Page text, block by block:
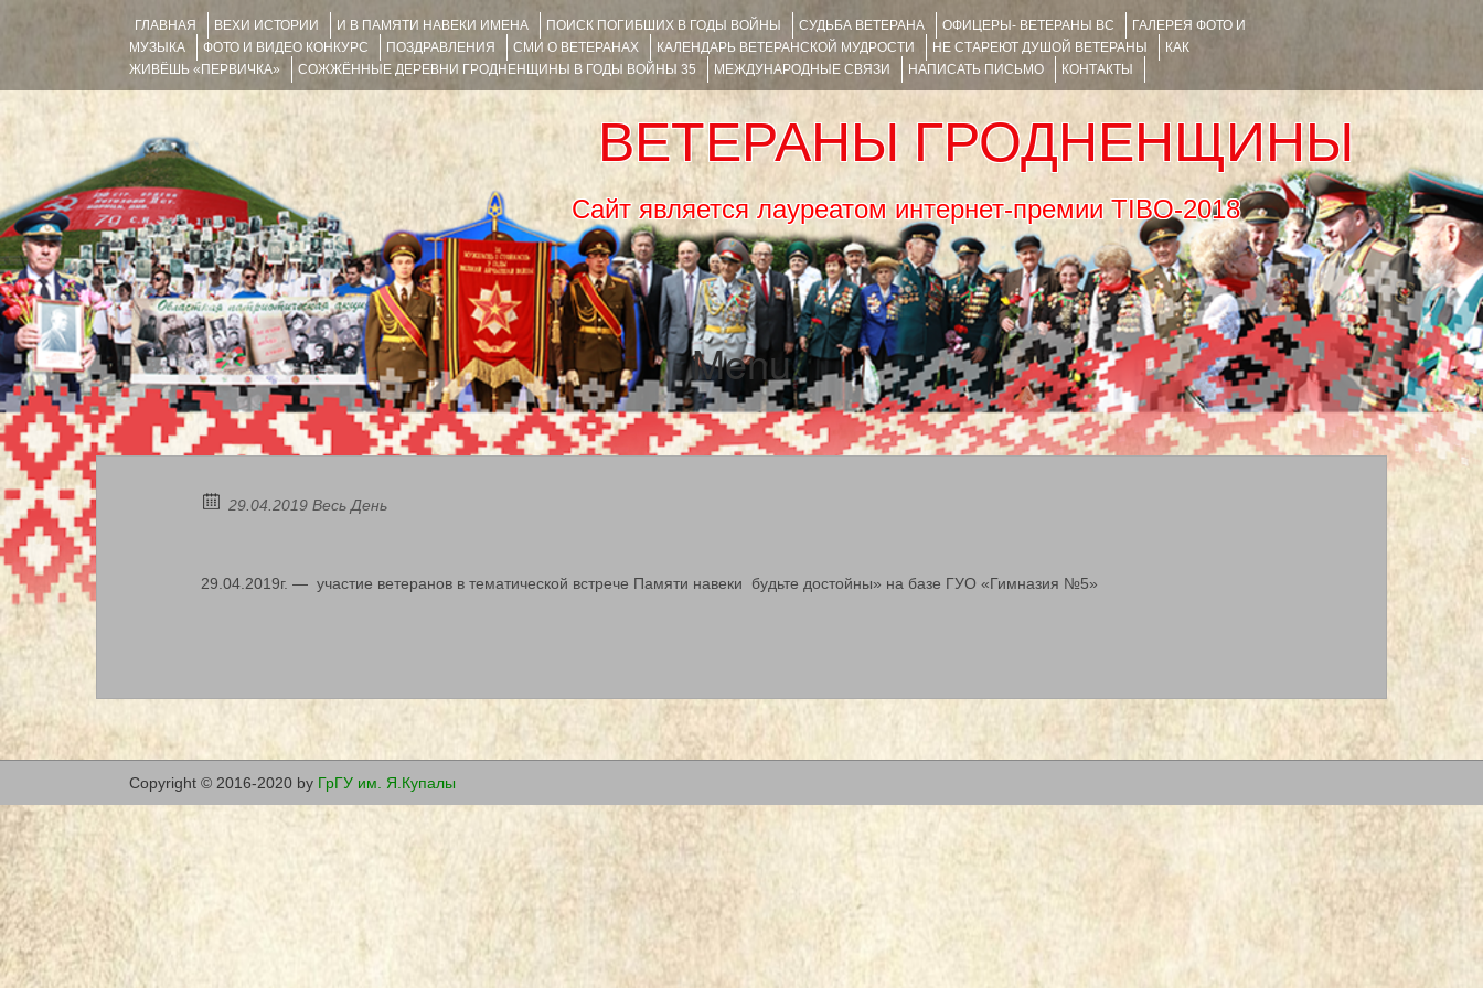
ГЛАВНАЯ ВЕХИ ИСТОРИИ И В ПАМЯТИ НАВЕКИ ИМЕНА ПОИСК ПОГИБШИХ В ГОДЫ ВОЙНЫ СУДЬБА ВЕТЕРАНА ОФИЦЕРЫ- ВЕТЕРАНЫ ВС
ГАЛЕРЕЯ ФОТО И
МУЗЫКА
ФОТО И ВИДЕО КОНКУРС ПОЗДРАВЛЕНИЯ СМИ О ВЕТЕРАНАХ КАЛЕНДАРЬ ВЕТЕРАНСКОЙ МУДРОСТИ НЕ СТАРЕЮТ ДУШОЙ ВЕТЕРАНЫ
КАК
ЖИВЁШЬ «ПЕРВИЧКА»
СОЖЖЁННЫЕ ДЕРЕВНИ ГРОДНЕНЩИНЫ В ГОДЫ ВОЙНЫ 35 МЕЖДУНАРОДНЫЕ СВЯЗИ НАПИСАТЬ ПИСЬМО КОНТАКТЫ
ВЕТЕРАНЫ ГРОДНЕНЩИНЫ
Сайт является лауреатом интернет-премии TIBO-2018
Menu
SKIP TO CONTENT
29.04.2019 Весь День
29.04.2019г. — участие ветеранов в тематической встрече Памяти навеки будьте достойны» на базе ГУО «Гимназия №5»
Copyright © 2016-2020 by ГрГУ им. Я.Купалы